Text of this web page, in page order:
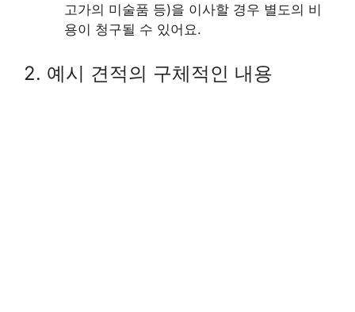
고가의 미술품 등)을 이사할 경우 별도의 비
용이 청구될 수 있어요.
2. 예시 견적의 구체적인 내용